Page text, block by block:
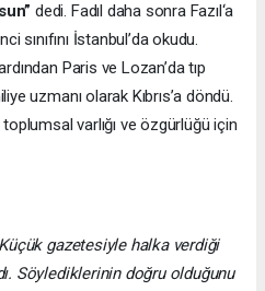
dedi. Fadıl daha sonra Fazıl‘a
sınıfını İstanbul’da okudu.
Paris ve Lozan’da tıp
uzmanı olarak Kıbrıs’a döndü.
toplumsal varlığı ve özgürlüğü için
Küçük gazetesiyle halka verdiği
Söylediklerinin doğru olduğunu